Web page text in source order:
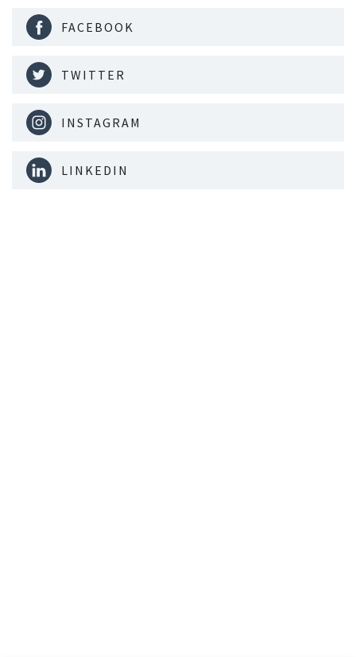
FACEBOOK
TWITTER
INSTAGRAM
LINKEDIN